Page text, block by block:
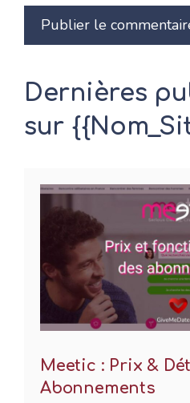
Dernières
sur
Meetic : Prix &
Abonnements